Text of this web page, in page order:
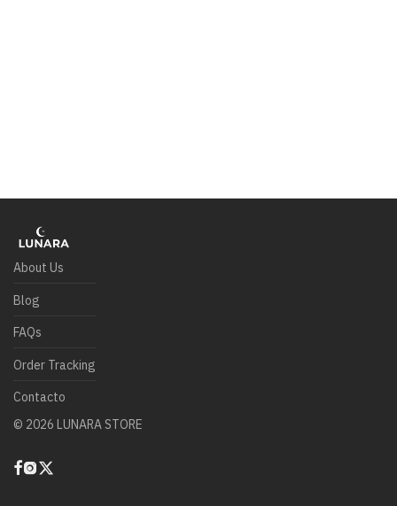
About Us
Blog
FAQs
Order Tracking
Contacto
© 2026 LUNARA STORE